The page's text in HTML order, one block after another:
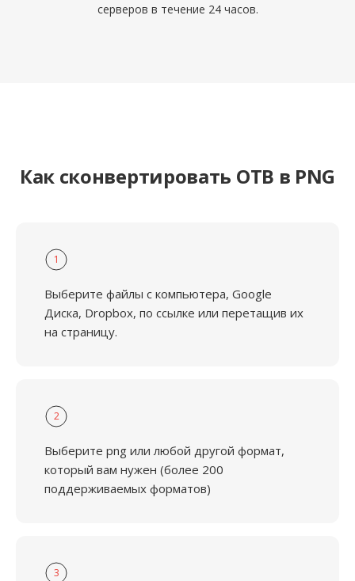
серверов в течение 24 часов.
Как сконвертировать OTB в PNG
1
Выберите файлы с компьютера, Google
Диска, Dropbox, по ссылке или перетащив их
на страницу.
2
Выберите png или любой другой формат,
который вам нужен (более 200
поддерживаемых форматов)
3